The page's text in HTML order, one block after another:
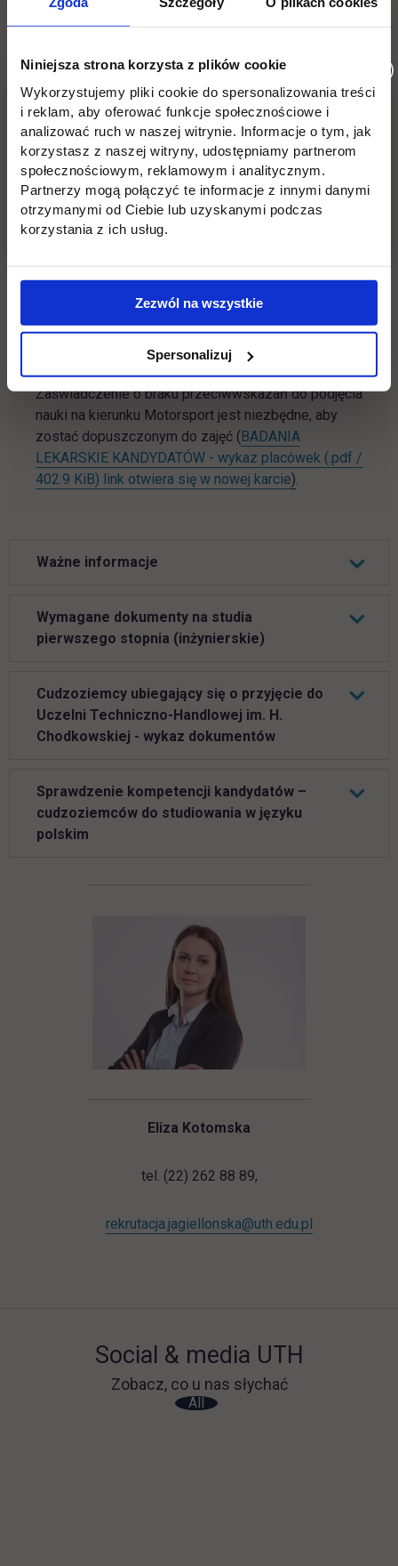
Niniejsza strona korzysta z plików cookie
Wykorzystujemy pliki cookie do spersonalizowania treści
i reklam, aby oferować funkcje społecznościowe i
analizować ruch w naszej witrynie. Informacje o tym, jak
korzystasz z naszej witryny, udostępniamy partnerom
społecznościowym, reklamowym i analitycznym.
Partnerzy mogą połączyć te informacje z innymi danymi
otrzymanymi od Ciebie lub uzyskanymi podczas
korzystania z ich usług.
Zezwól na wszystkie
Spersonalizuj
NIESTACJONARNE:
Wydrukuj formularze rekrutacyjne z systemu IRK,
dokumentów do Biura Rekrutacji:
Ankietę osobową
Deklarację znajomości języka obcego
Podanie o przyjęcie na studia
Informacja o wynikach będzie dostępna na Twoim
koncie w systemie IRK.
Zaświadczenie o braku przeciwwskazań do podjęcia
nauki na kierunku Motorsport jest niezbędne, aby
zostać dopuszczonym do zajęć (BADANIA
LEKARSKIE KANDYDATÓW - wykaz placówek (.pdf /
402.9 KiB) link otwiera się w nowej karcie).
Ważne informacje
Wymagane dokumenty na studia
pierwszego stopnia (inżynierskie)
Cudzoziemcy ubiegający się o przyjęcie do
Uczelni Techniczno-Handlowej im. H.
Chodkowskiej - wykaz dokumentów
Sprawdzenie kompetencji kandydatów –
cudzoziemców do studiowania w języku
polskim
Eliza Kotomska
tel. (22) 262 88 89,
rekrutacja.jagiellonska@uth.edu.pl
Social & media UTH
Zobacz, co u nas słychać
Filter network
All